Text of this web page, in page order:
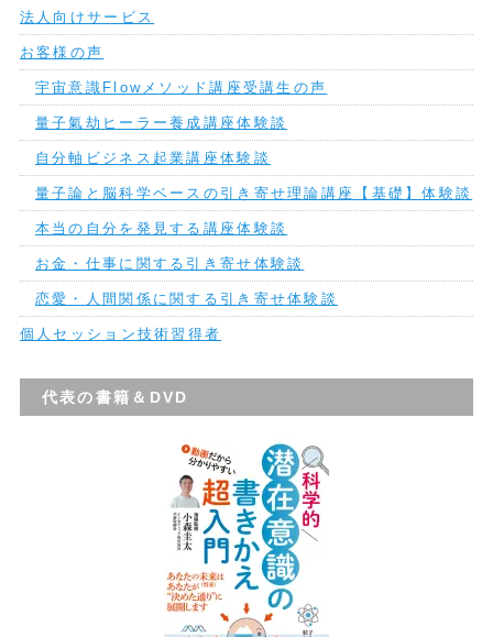
法人向けサービス
お客様の声
宇宙意識Flowメソッド講座受講生の声
量子氣劫ヒーラー養成講座体験談
自分軸ビジネス起業講座体験談
量子論と脳科学ベースの引き寄せ理論講座【基礎】体験談
本当の自分を発見する講座体験談
お金・仕事に関する引き寄せ体験談
恋愛・人間関係に関する引き寄せ体験談
個人セッション技術習得者
代表の書籍＆DVD